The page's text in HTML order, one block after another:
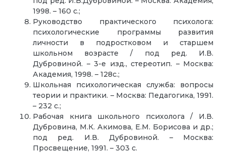
1998. – 160 с.;
Руководство практического психолога:
психологические программы развития
личности в подростковом и старшем
школьном возрасте / под ред. И.В.
Дубровиной. – 3-е изд., стереотип. – Москва:
Академия, 1998. – 128с.;
Школьная психологическая служба: вопросы
теории и практики. – Москва: Педагогика, 1991.
– 232 с.;
Рабочая книга школьного психолога / И.В.
Дубровина, М.К. Акимова, Е.М. Борисова и др.;
под ред. И.В. Дубровиной. – Москва:
Просвещение, 1991. – 303 с.